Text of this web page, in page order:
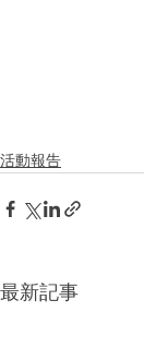
活動報告
最新記事